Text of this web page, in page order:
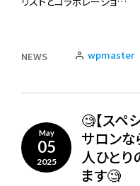
NEWS wpmaster
May
05
2025
🧐【スペ
サロン
人ひと
ます🧐